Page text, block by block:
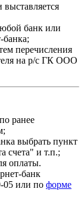
банк или
банка;
перечисления
на р/с ГК ООО
ранее
выбрать пункт
счета" и т.п.;
оплаты.
банк
05 или по форме